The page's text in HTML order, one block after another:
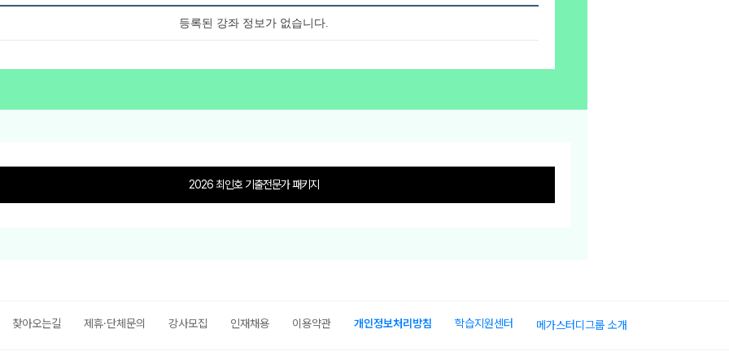
등록된 강좌 정보가 없습니다.
2026 최인호 기출전문가 패키지
찾아오는길 제휴·단체문의 강사모집 인재채용 이용약관 개인정보처리방침 학습지원센터 메가스터디그룹 소개